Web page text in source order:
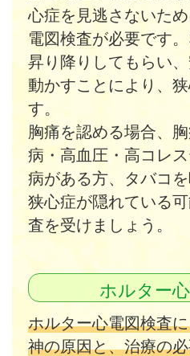
心症を見逃さないた
電図検査が必要です
昇り降りしてもらい
動かすことにより、
す。
胸痛を認める場合、
病・高血圧・高コレ
病がある方、タバコを
狭心症が隠れている
査を受けましょう。
ホルター
ホルター心電図検査
神の原因と、治療の